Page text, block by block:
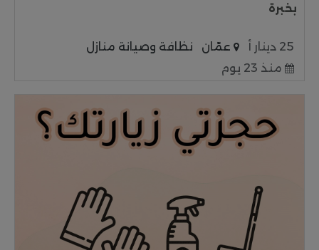
بخبرة
25 دينار أ عمّان
نظافة وصيانة منازل
منذ 23 يوم